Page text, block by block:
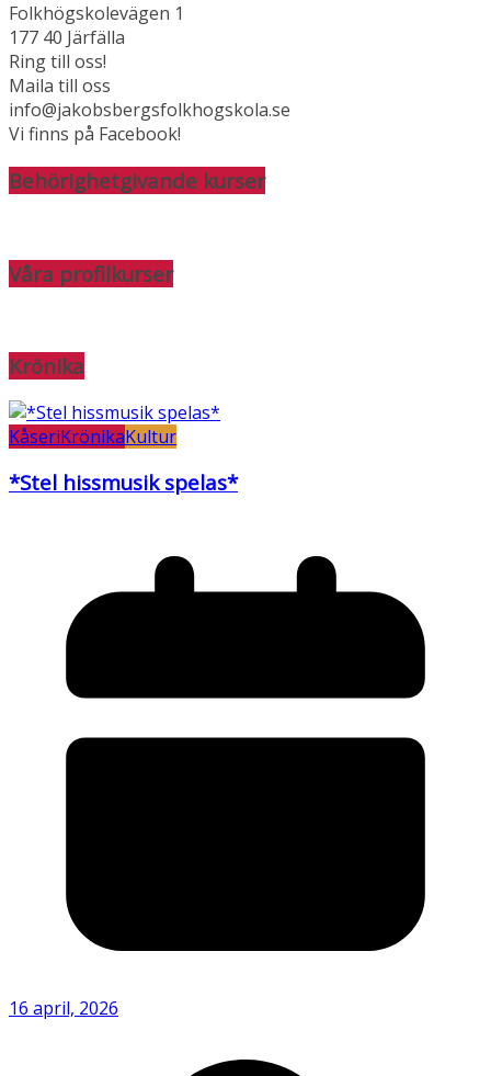
Folkhögskolevägen 1
177 40 Järfälla
Ring till oss!
Maila till oss
info@jakobsbergsfolkhogskola.se
Vi finns på Facebook!
Behörighetgivande kurser
Våra profilkurser
Krönika
KåseriKrönikaKultur
*Stel hissmusik spelas*
16 april, 2026